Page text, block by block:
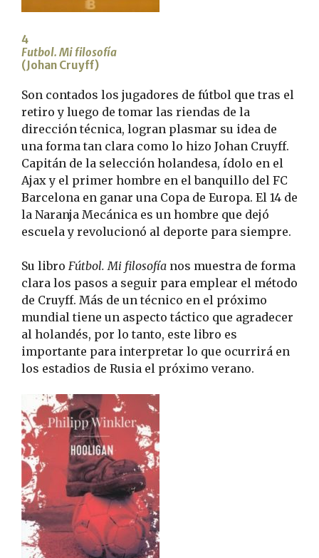
4
Futbol. Mi filosofía
(Johan Cruyff)
Son contados los jugadores de fútbol que tras el
retiro y luego de tomar las riendas de la
dirección técnica, logran plasmar su idea de
una forma tan clara como lo hizo Johan Cruyff.
Capitán de la selección holandesa, ídolo en el
Ajax y el primer hombre en el banquillo del FC
Barcelona en ganar una Copa de Europa. El 14 de
la Naranja Mecánica es un hombre que dejó
escuela y revolucionó al deporte para siempre.
Su libro Fútbol. Mi filosofía nos muestra de forma
clara los pasos a seguir para emplear el método
de Cruyff. Más de un técnico en el próximo
mundial tiene un aspecto táctico que agradecer
al holandés, por lo tanto, este libro es
importante para interpretar lo que ocurrirá en
los estadios de Rusia el próximo verano.